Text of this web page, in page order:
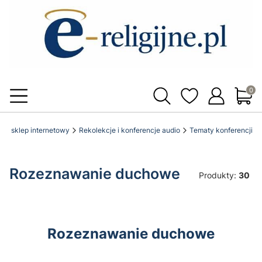
sklep internetowy Rekolekcje i konferencje audio Tematy konferencji
Rozeznawanie duchowe Produkty: 30
Rozeznawanie duchowe